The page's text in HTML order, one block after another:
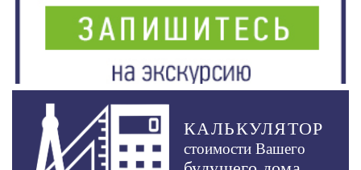
КАЛЬКУЛЯТОР
стоимости Вашего